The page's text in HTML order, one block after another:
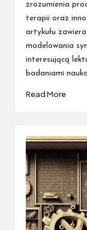
zrozumienia
terapii oraz
artykułu
modelowania
interesującą
badaniami
Read More